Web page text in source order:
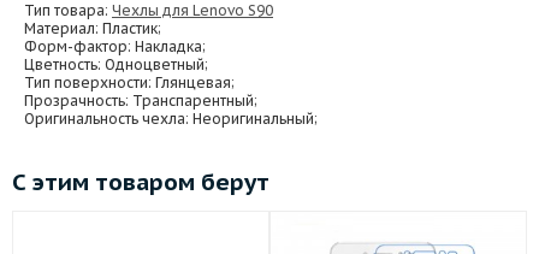
Тип товара: Чехлы для Lenovo S90
Материал: Пластик;
Форм-фактор: Накладка;
Цветность: Одноцветный;
Тип поверхности: Глянцевая;
Прозрачность: Транспарентный;
Оригинальность чехла: Неоригинальный;
С этим товаром берут